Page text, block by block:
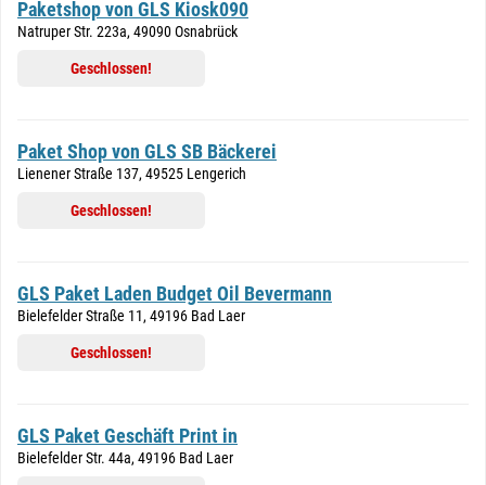
Paketshop von GLS Kiosk090
Natruper Str. 223a, 49090 Osnabrück
Geschlossen!
Paket Shop von GLS SB Bäckerei
Lienener Straße 137, 49525 Lengerich
Geschlossen!
GLS Paket Laden Budget Oil Bevermann
Bielefelder Straße 11, 49196 Bad Laer
Geschlossen!
GLS Paket Geschäft Print in
Bielefelder Str. 44a, 49196 Bad Laer